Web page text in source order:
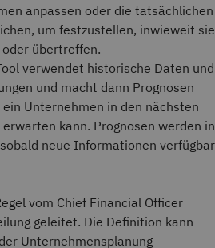
anpassen oder die tatsächlichen
um festzustellen, inwieweit sie
übertreffen.
verwendet historische Daten und
und macht dann Prognosen
Unternehmen in den nächsten
kann. Prognosen werden in
neue Informationen verfügbar
vom Chief Financial Officer
geleitet. Die Definition kann
Unternehmensplanung